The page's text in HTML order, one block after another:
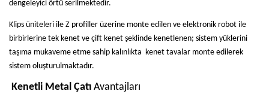
dengeleyici örtü serilmektedir.
Klips üniteleri ile Z profiller üzerine monte edilen ve elektronik robot ile
birbirlerine tek kenet ve çift kenet şeklinde kenetlenen; sistem yüklerini
taşıma mukaveme etme sahip kalınlıkta kenet tavalar monte edilerek
sistem oluşturulmaktadır.
Kenetli Metal Çatı Avantajları